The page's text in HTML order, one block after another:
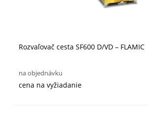
Rozvaľovač cesta SF600 D/VD – FLAMIC
na objednávku
cena na vyžiadanie